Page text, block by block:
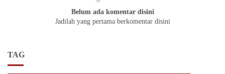
Belum ada komentar disini
Jadilah yang pertama berkomentar disini
TAG